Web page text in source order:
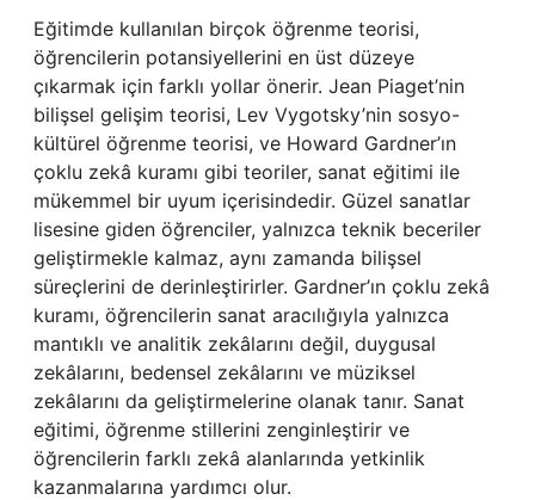
Eğitimde kullanılan birçok öğrenme teorisi,
öğrencilerin potansiyellerini en üst düzeye
çıkarmak için farklı yollar önerir. Jean Piaget’nin
bilişsel gelişim teorisi, Lev Vygotsky’nin sosyo-
kültürel öğrenme teorisi, ve Howard Gardner’ın
çoklu zekâ kuramı gibi teoriler, sanat eğitimi ile
mükemmel bir uyum içerisindedir. Güzel sanatlar
lisesine giden öğrenciler, yalnızca teknik beceriler
geliştirmekle kalmaz, aynı zamanda bilişsel
süreçlerini de derinleştirirler. Gardner’ın çoklu zekâ
kuramı, öğrencilerin sanat aracılığıyla yalnızca
mantıklı ve analitik zekâlarını değil, duygusal
zekâlarını, bedensel zekâlarını ve müziksel
zekâlarını da geliştirmelerine olanak tanır. Sanat
eğitimi, öğrenme stillerini zenginleştirir ve
öğrencilerin farklı zekâ alanlarında yetkinlik
kazanmalarına yardımcı olur.